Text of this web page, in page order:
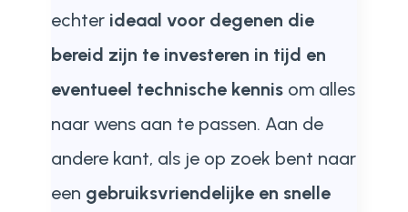
echter ideaal voor degenen die
bereid zijn te investeren in tijd en
eventueel technische kennisom alles
naar wens aan te passen. Aan de
andere kant, als je op zoek bent naar
een gebruiksvriendelijke en snelle